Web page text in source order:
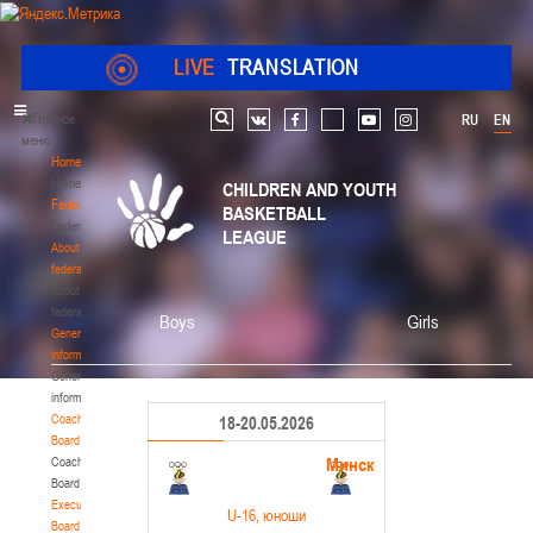
LIVE TRANSLATION
Главное
меню
Home
Home
Federation
Federation
About
federation
About
federation
General
information
General
information
Coaching
Board
Coaching
Board
Executive
Board
RU EN
Search vk facebook youtube instagram
CHILDREN AND YOUTH
BASKETBALL
LEAGUE
Boys Girls
18-20.05.2026
Минск
U-16 , юноши